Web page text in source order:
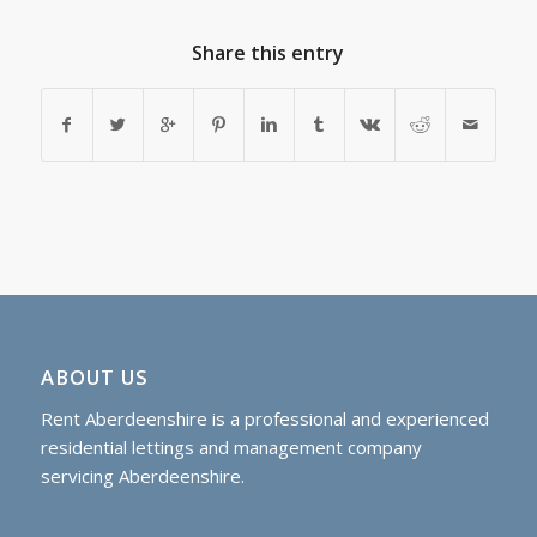
Share this entry
ABOUT US
Rent Aberdeenshire is a professional and experienced
residential lettings and management company
servicing Aberdeenshire.